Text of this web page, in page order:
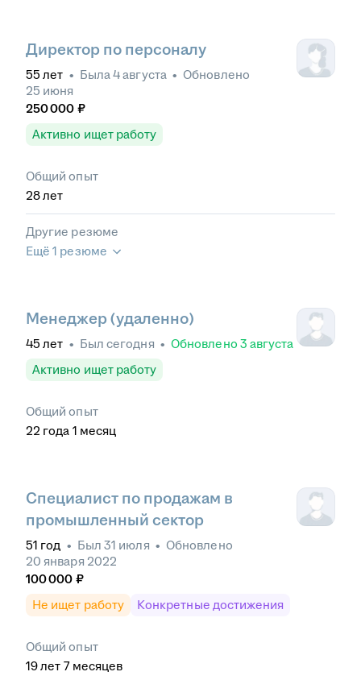
Директор по персоналу
55 лет • Была4 августа • Обновлено
25 июня
250 000 ₽
Активно ищет работу
Общий опыт
28лет
Другие резюме
Ещё 1 резюме
Менеджер (удаленно)
45 лет • Был сегодня • Обновлено 3 августа
Активно ищет работу
Общий опыт
22 года 1 месяц
Специалист по продажам в
промышленный сектор
51 год • Был 31 июля • Обновлено
20 января 2022
100 000 ₽
Не ищет работу
Конкретные достижения
Общий опыт
19лет 7 месяцев